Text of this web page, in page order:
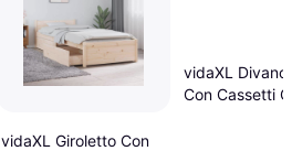
vidaXL Giroletto Con
vidaXL
Con Cassetti